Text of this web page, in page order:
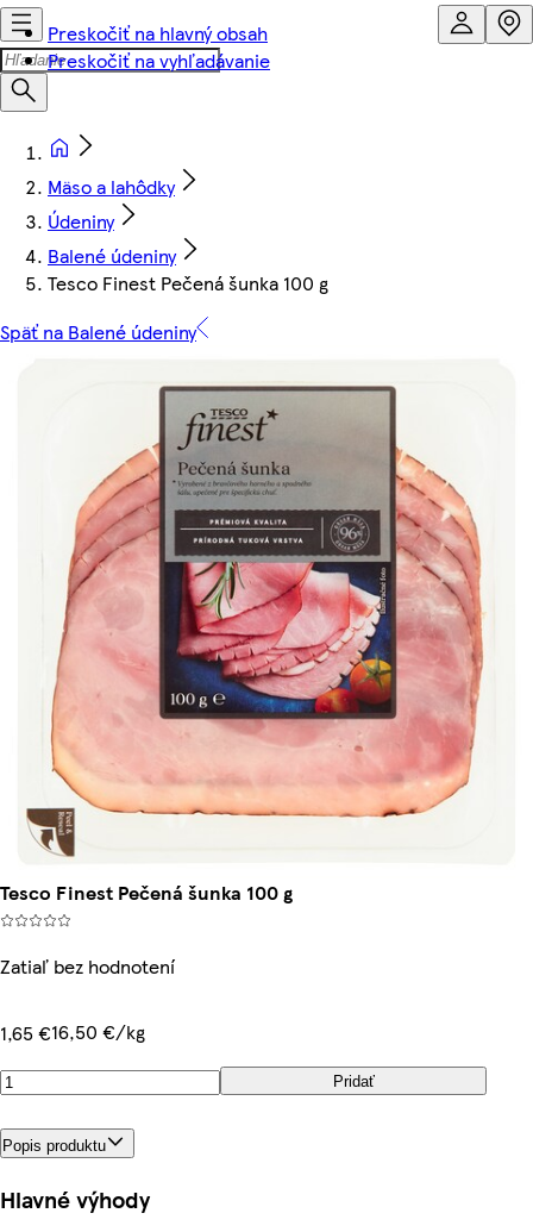
Preskočiť na hlavný obsah
Preskočiť na vyhľadávanie
Mäso a lahôdky
Údeniny
Balené údeniny
Tesco Finest Pečená šunka 100 g
Späť na Balené údeniny
Tesco Finest Pečená šunka 100 g
Zatiaľ bez hodnotení
1,65 €16,50 €/kg
Pridať
Popis produktu
Hlavné výhody